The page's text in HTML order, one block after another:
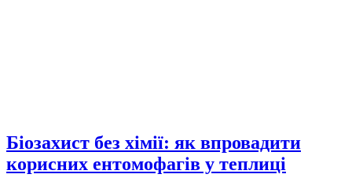
Біозахист без хімії: як впровадити
корисних ентомофагів у теплиці